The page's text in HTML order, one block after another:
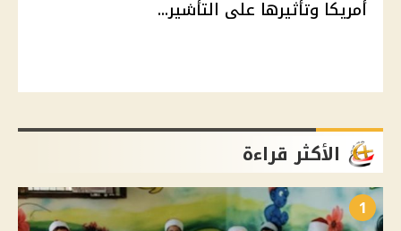
أمريكا وتأثيرها على التأشير...
الأكثر قراءة
1